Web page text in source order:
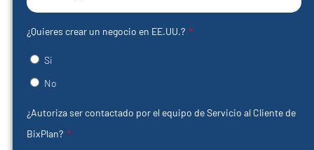
¿Quieres crear un negocio en EE.UU.?
Si
No
¿Autoriza ser contactado por el equipo de Servicio al Cliente de
BixPlan?